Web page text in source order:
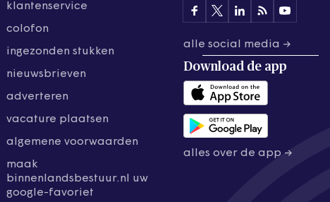
klantenservice
colofon
ingezonden stukken
nieuwsbrieven
adverteren
vacature plaatsen
algemene voorwaarden
maak
binnenlandsbestuur.nl uw
google-favoriet
alle social media →
Download de app
alles over de app →